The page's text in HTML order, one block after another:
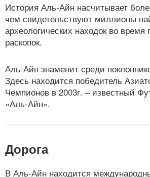
История Аль-Айн насчитывает
чем свидетельствуют миллионы
археологических находок во
раскопок.
Аль-Айн знаменит среди
Здесь находится победитель
Чемпионов в 2003г. – известный
«Аль-Айн».
Дорога
В Аль-Айн находится